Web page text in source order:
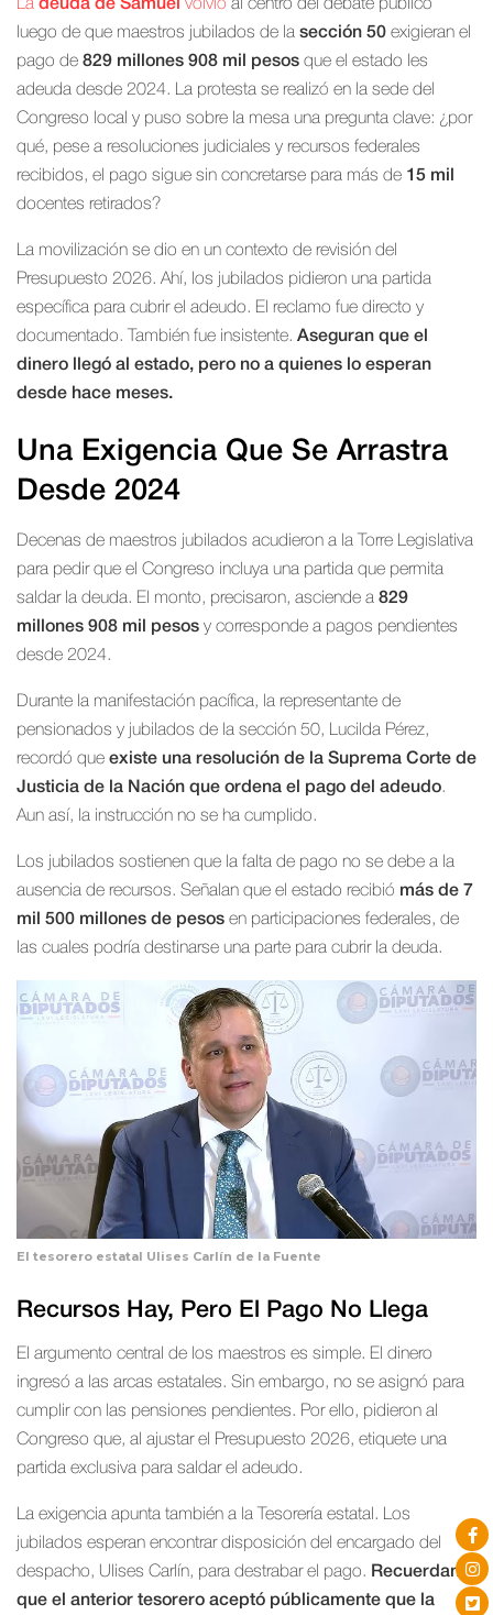
La deuda de Samuel volvió al centro del debate público
luego de que maestros jubilados de la sección 50 exigieran el
pago de 829 millones 908 mil pesos que el estado les
adeuda desde 2024. La protesta se realizó en la sede del
Congreso local y puso sobre la mesa una pregunta clave: ¿por
qué, pese a resoluciones judiciales y recursos federales
recibidos, el pago sigue sin concretarse para más de 15 mil
docentes retirados?
La movilización se dio en un contexto de revisión del
Presupuesto 2026. Ahí, los jubilados pidieron una partida
específica para cubrir el adeudo. El reclamo fue directo y
documentado. También fue insistente. Aseguran que el
dinero llegó al estado, pero no a quienes lo esperan
desde hace meses.
Una Exigencia Que Se Arrastra
Desde 2024
Decenas de maestros jubilados acudieron a la Torre Legislativa
para pedir que el Congreso incluya una partida que permita
saldar la deuda. El monto, precisaron, asciende a 829
millones 908 mil pesos y corresponde a pagos pendientes
desde 2024.
Durante la manifestación pacífica, la representante de
pensionados y jubilados de la sección 50, Lucilda Pérez,
recordó que existe una resolución de la Suprema Corte de
Justicia de la Nación que ordena el pago del adeudo.
Aun así, la instrucción no se ha cumplido.
Los jubilados sostienen que la falta de pago no se debe a la
ausencia de recursos. Señalan que el estado recibió más de 7
mil 500 millones de pesos en participaciones federales, de
las cuales podría destinarse una parte para cubrir la deuda.
El tesorero estatal Ulises Carlín de la Fuente
Recursos Hay, Pero El Pago No Llega
El argumento central de los maestros es simple. El dinero
ingresó a las arcas estatales. Sin embargo, no se asignó para
cumplir con las pensiones pendientes. Por ello, pidieron al
Congreso que, al ajustar el Presupuesto 2026, etiquete una
partida exclusiva para saldar el adeudo.
La exigencia apunta también a la Tesorería estatal. Los
jubilados esperan encontrar disposición del encargado del
despacho, Ulises Carlín, para destrabar el pago. Recuerdan
que el anterior tesorero aceptó públicamente que la